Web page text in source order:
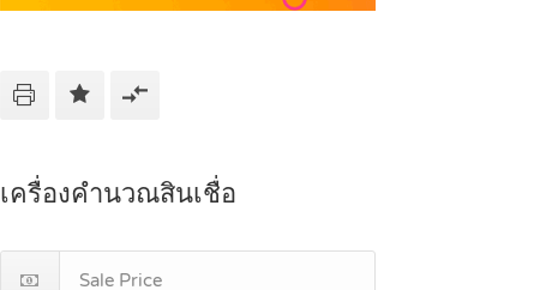
เครื่องคำนวณสินเชื่อ